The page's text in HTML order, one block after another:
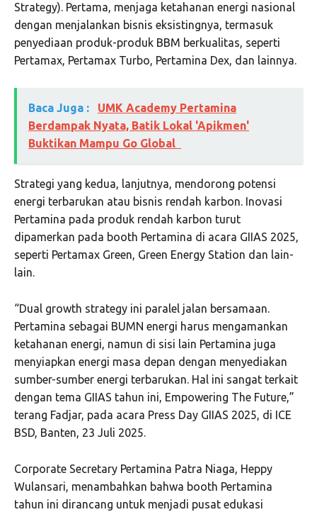
Strategy). Pertama, menjaga ketahanan energi nasional
dengan menjalankan bisnis eksistingnya, termasuk
penyediaan produk-produk BBM berkualitas, seperti
Pertamax, Pertamax Turbo, Pertamina Dex, dan lainnya.
Baca Juga :
UMK Academy Pertamina
Berdampak Nyata, Batik Lokal 'Apikmen'
Buktikan Mampu Go Global
Strategi yang kedua, lanjutnya, mendorong potensi
energi terbarukan atau bisnis rendah karbon. Inovasi
Pertamina pada produk rendah karbon turut
dipamerkan pada booth Pertamina di acara GIIAS 2025,
seperti Pertamax Green, Green Energy Station dan lain-
lain.
“Dual growth strategy ini paralel jalan bersamaan.
Pertamina sebagai BUMN energi harus mengamankan
ketahanan energi, namun di sisi lain Pertamina juga
menyiapkan energi masa depan dengan menyediakan
sumber-sumber energi terbarukan. Hal ini sangat terkait
dengan tema GIIAS tahun ini, Empowering The Future,”
terang Fadjar, pada acara Press Day GIIAS 2025, di ICE
BSD, Banten, 23 Juli 2025.
Corporate Secretary Pertamina Patra Niaga, Heppy
Wulansari, menambahkan bahwa booth Pertamina
tahun ini dirancang untuk menjadi pusat edukasi